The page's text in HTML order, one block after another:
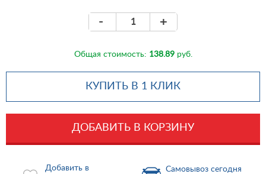
- +
Общая стоимость: 138.89руб.
КУПИТЬ В 1 КЛИК
ДОБАВИТЬ В КОРЗИНУ
Добавить в
Самовывоз сегодня